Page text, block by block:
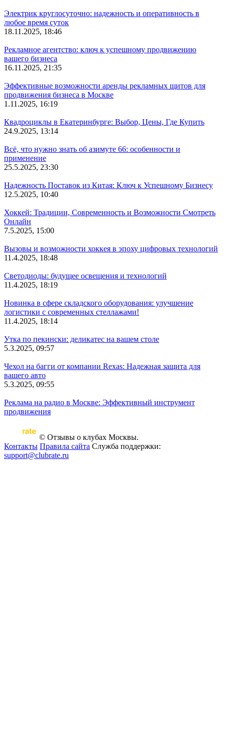
Электрик круглосуточно: надежность и оперативность в
любое время суток
18.11.2025, 18:46
Рекламное агентство: ключ к успешному продвижению
вашего бизнеса
16.11.2025, 21:35
Эффективные возможности аренды рекламных щитов для
продвижения бизнеса в Москве
1.11.2025, 16:19
Квадроциклы в Екатеринбурге: Выбор, Цены, Где Купить
24.9.2025, 13:14
Всё, что нужно знать об азимуте 66: особенности и
применение
25.5.2025, 23:30
Надежность Поставок из Китая: Ключ к Успешному Бизнесу
12.5.2025, 10:40
Хоккей: Традиции, Современность и Возможности Смотреть
Онлайн
7.5.2025, 15:00
Вызовы и возможности хоккея в эпоху цифровых технологий
11.4.2025, 18:48
Светодиоды: будущее освещения и технологий
11.4.2025, 18:19
Новинка в сфере складского оборудования: улучшение
логистики с современных стеллажами!
11.4.2025, 18:14
Утка по пекински: деликатес на вашем столе
5.3.2025, 09:57
Чехол на багги от компании Rexas: Надежная защита для
вашего авто
5.3.2025, 09:55
Реклама на радио в Москве: Эффективный инструмент
продвижения
© Отзывы о клубах Москвы.
Контакты Правила сайта Служба поддержки:
support@clubrate.ru